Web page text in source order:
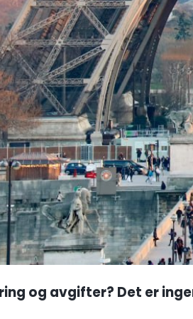
og avgifter? Det er